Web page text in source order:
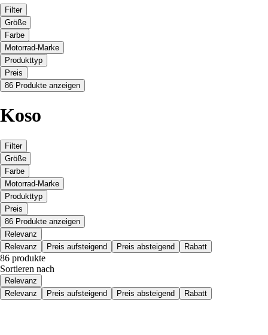
Filter
Größe
Farbe
Motorrad-Marke
Produkttyp
Preis
86 Produkte anzeigen
Koso
Filter
Größe
Farbe
Motorrad-Marke
Produkttyp
Preis
86 Produkte anzeigen
Relevanz
Relevanz
Preis aufsteigend Preis absteigend Rabatt
86 produkte
Sortieren nach
Relevanz
Relevanz
Preis aufsteigend Preis absteigend Rabatt